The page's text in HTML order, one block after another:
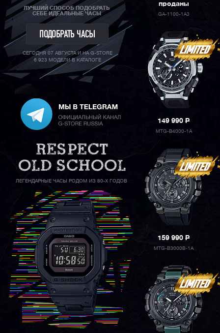
ЛУЧШИЙ СПОСОБ ПОДОБРАТЬ
СЕБЕ ИДЕАЛЬНЫЕ ЧАСЫ
ПОДОБРАТЬ ЧАСЫ
СЕГОДНЯ 07 АВГУСТА И НА G-STORE
6 923 МОДЕЛИ В КАТАЛОГЕ
ЛЕГЕНДАРНЫЕ ЧАСЫ РОДОМ ИЗ 80-Х ГОДОВ
проданы
GA-1100-1A3
149 990P
MTG-B4000-1A
159 990P
MTG-B3000B-1A